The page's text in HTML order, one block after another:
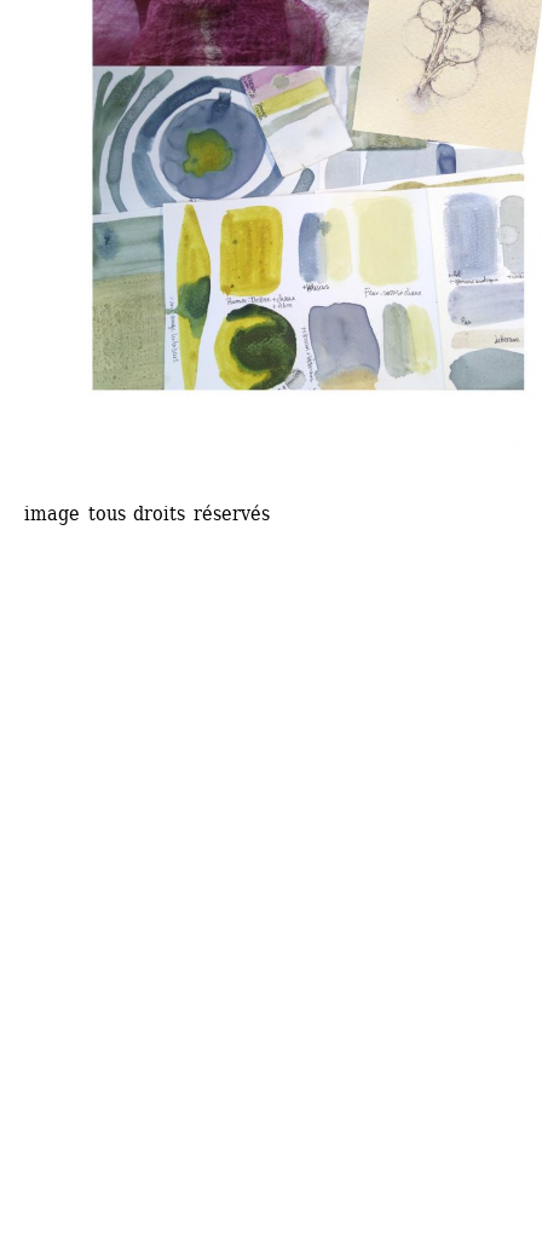
image tous droits réservés